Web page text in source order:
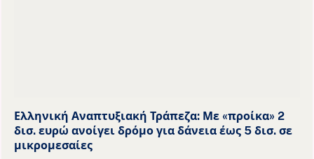
Ελληνική Αναπτυξιακή Τράπεζα: Με «προίκα» 2
δισ. ευρώ ανοίγει δρόμο για δάνεια έως 5 δισ. σε
μικρομεσαίες